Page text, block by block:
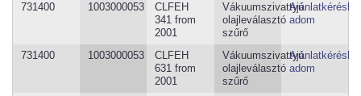
731400 1003000053
CLFEH
341 from
2001
Vákuumszivattyú
olajleválasztó
szűrő
adom
731400 1003000053
CLFEH
631 from
2001
Vákuumszivattyú
olajleválasztó
szűrő
adom